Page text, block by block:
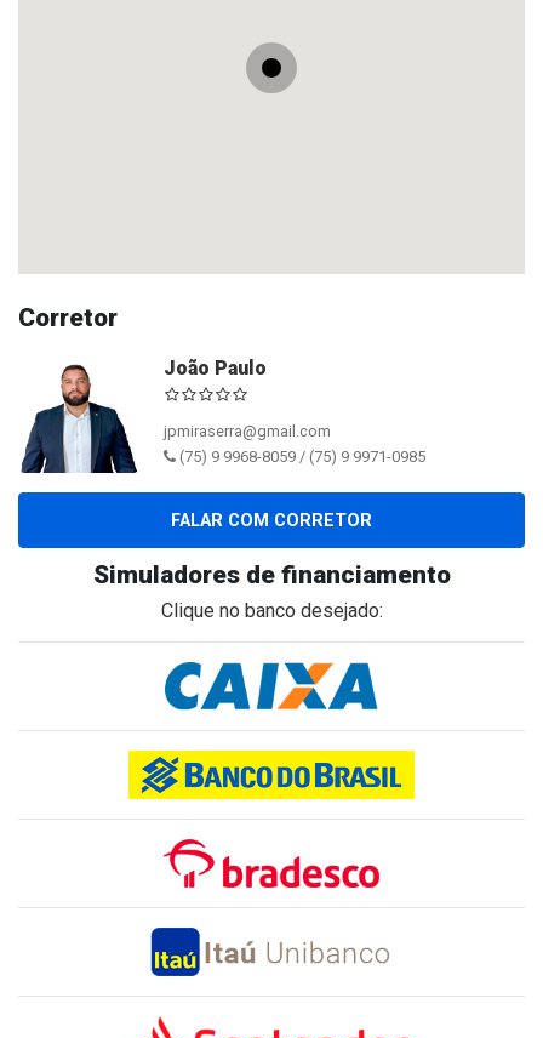
Corretor
João Paulo
jpmiraserra@gmail.com
(75) 9 9968-8059 / (75) 9 9971-0985
FALAR COM CORRETOR
Simuladores de financiamento
Clique no banco desejado: